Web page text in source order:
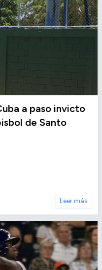
a paso invicto
de Santo
Leer más